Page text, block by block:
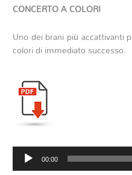
CONCERTO A COLORI
Uno dei brani più accattivanti
colori di immediato successo.
Audio
Player
00:00